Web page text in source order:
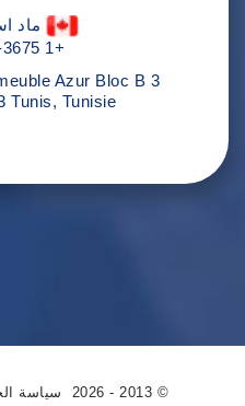
ماد
+1 437-880-3675
Azur Bloc B 3
Tunis, Tunisie
© 2013 - 2026 سياسة